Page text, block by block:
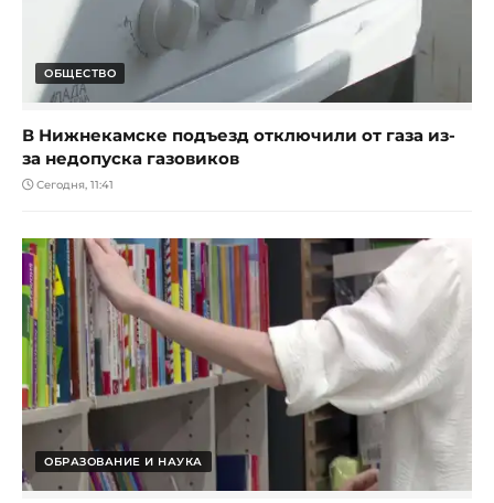
ОБЩЕСТВО
В Нижнекамске подъезд отключили от газа из-
за недопуска газовиков
Сегодня, 11:41
ОБРАЗОВАНИЕ И НАУКА